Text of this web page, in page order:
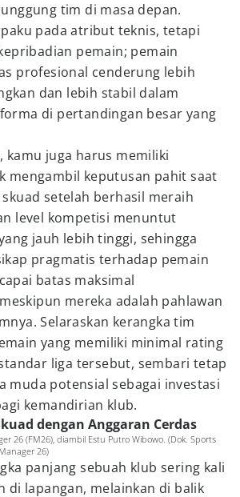
tim di masa depan.
pada atribut teknis, tetapi
pemain; pemain
profesional cenderung lebih
dan lebih stabil dalam
di pertandingan besar yang
kamu juga harus memiliki
mengambil keputusan pahit saat
setelah berhasil meraih
level kompetisi menuntut
jauh lebih tinggi, sehingga
pragmatis terhadap pemain
batas maksimal
mereka adalah pahlawan
Selaraskan kerangka tim
yang memiliki minimal rating
liga tersebut, sembari tetap
muda potensial sebagai investasi
kemandirian klub.
dengan Anggaran Cerdas
26 (FM26), diambil Estu Putro Wibowo. (Dok. Sports
26)
panjang sebuah klub sering kali
di lapangan, melainkan di balik